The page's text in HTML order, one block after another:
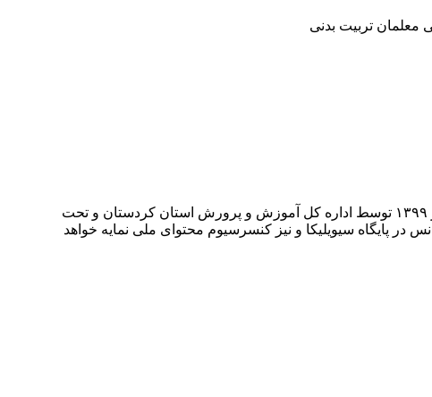
معلمان تربیت بدنی
Third National Conference Student Sports Achievements سومین همایش ملی دستاوردهای ورزش دانش آموزی در تاریخ ۳۰ مهر ۱۳۹۹ توسط اداره کل آموزش و پرورش استان کردستان و تحت
در پایگاه سیویلیکا و نیز کنسرسیوم محتوای ملی نمایه خواهد